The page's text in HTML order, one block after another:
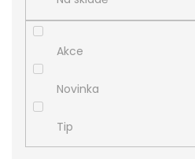
ů
Akce
Novinka
Tip